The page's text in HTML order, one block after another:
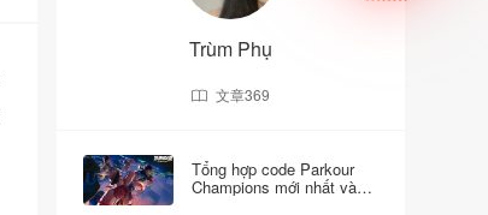
Trùm Phụ
文章369
Tổng hợp code Parkour
Champions mới nhất và